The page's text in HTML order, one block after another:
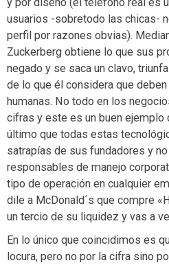
usuarios -sobretodo las chicas-
perfil por razones obvias).
Zuckerberg obtiene lo que sus
negado y se saca un clavo,
de lo que él considera que
humanas. No todo en los
cifras y este es un buen
último que todas estas
satrapías de sus fundadores y
responsables de manejo
tipo de operación en cualquier
dile a McDonald´s que compre
un tercio de su liquidez y vas a
En lo único que coincidimos es
locura, pero no por la cifra sino